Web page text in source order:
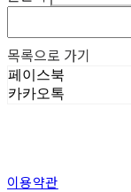
목록으로 가기
페이스북
카카오톡
이용약관